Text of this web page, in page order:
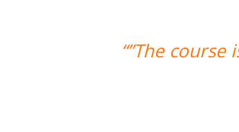
well and Eugenia,
improved greatly. I'm